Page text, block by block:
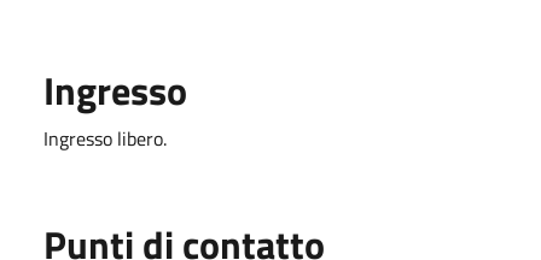
Ingresso
Ingresso libero.
Punti di contatto